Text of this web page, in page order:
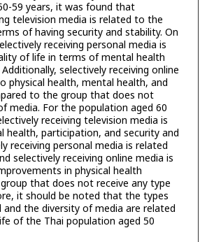
59 years, it was found that
television media is related to the
of having security and stability. On
receiving personal media is
of life in terms of mental health
selectively receiving online
physical health, mental health, and
to the group that does not
media. For the population aged 60
receiving television media is
health, participation, and security and
receiving personal media is related
selectively receiving online media is
in physical health
that does not receive any type
it should be noted that the types
and the diversity of media are related
of the Thai population aged 50